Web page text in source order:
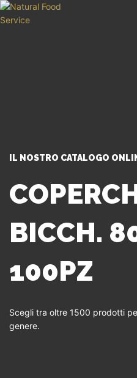
IL NOSTRO CATALOGO
BICCH.
100PZ
Scegli tra oltre 1500 prodotti
genere.